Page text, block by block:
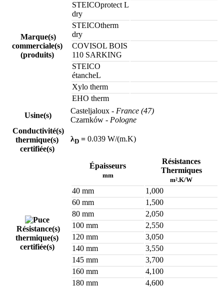
Marque(s)
commerciale(s)
(produits)
STEICOprotect L
dry
STEICOtherm
dry
COVISOL BOIS
110 SARKING
STEICO
étancheL
Xylo therm
EHO therm
Usine(s)
Casteljaloux - France (47)
Czarnków - Pologne
Conductivité(s)
thermique(s)
certifiée(s)
λD = 0.039 W/(m.K)
Résistance(s)
thermique(s)
certifiée(s)
Épaisseurs
mm
Résistances
Thermiques
m².K/W
40 mm
1,000
60 mm
1,500
80 mm
2,050
100 mm
2,550
120 mm
3,050
140 mm
3,550
145 mm
3,700
160 mm
4,100
180 mm
4,600